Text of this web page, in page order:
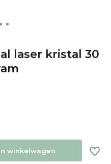
laser kristal 30
winkelwagen